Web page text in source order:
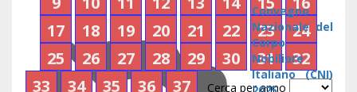
17
18 19 20 21 22 23
24
25
26 27 28 29 30 31
32
33
34 35 36 37 Cerca per anno
Convegno
Nazionale del
Corpo
Nobiliare
Italiano (CNI)